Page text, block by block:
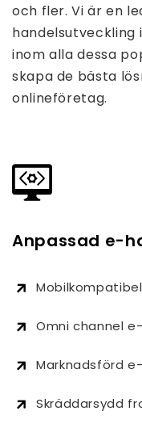
och fler. Vi är en
handelsutveckling
inom alla dessa
skapa de bästa
onlineföretag.
Anpassad e-
Mobilkompatibel
Omni channel
Marknadsförd
Skräddarsydd